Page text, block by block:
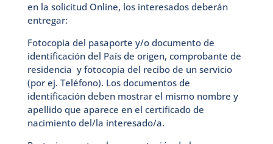
en la solicitud Online, los interesados deberán
entregar:
Fotocopia del pasaporte y/o documento de
identificación del País de origen, comprobante de
residencia y fotocopia del recibo de un servicio
(por ej. Teléfono). Los documentos de
identificación deben mostrar el mismo nombre y
apellido que aparece en el certificado de
nacimiento del/la interesado/a.